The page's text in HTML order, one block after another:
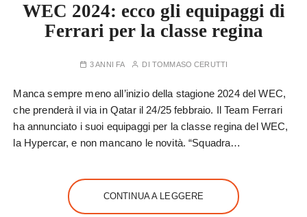
WEC 2024: ecco gli equipaggi di
Ferrari per la classe regina
3 ANNI FA DI TOMMASO CERUTTI
Manca sempre meno all’inizio della stagione 2024 del WEC,
che prenderà il via in Qatar il 24/25 febbraio. Il Team Ferrari
ha annunciato i suoi equipaggi per la classe regina del WEC,
la Hypercar, e non mancano le novità. “Squadra…
CONTINUA A LEGGERE